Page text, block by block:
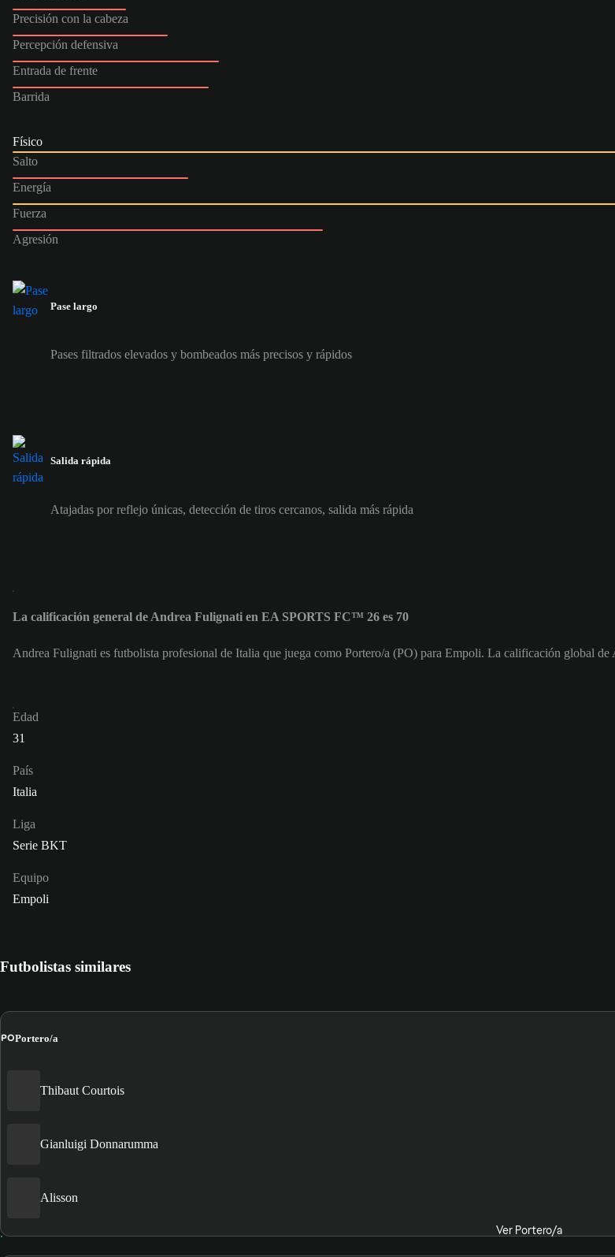
Precisión con la cabeza
Percepción defensiva
Entrada de frente
Barrida
Físico
Salto
Energía
Fuerza
Agresión
Pase largo
Pases filtrados elevados y bombeados más precisos y rápidos
Salida rápida
Atajadas por reflejo únicas, detección de tiros cercanos, salida más rápida
La calificación general de Andrea Fulignati en EA SPORTS FC™ 26 es 70
Andrea Fulignati es futbolista profesional de Italia que juega como Portero/a (PO) para Empoli. La calificación global de
Edad
31
País
Italia
Liga
Serie BKT
Equipo
Empoli
Futbolistas similares
POPortero/a
Thibaut Courtois
Gianluigi Donnarumma
Alisson
Ver Portero/a